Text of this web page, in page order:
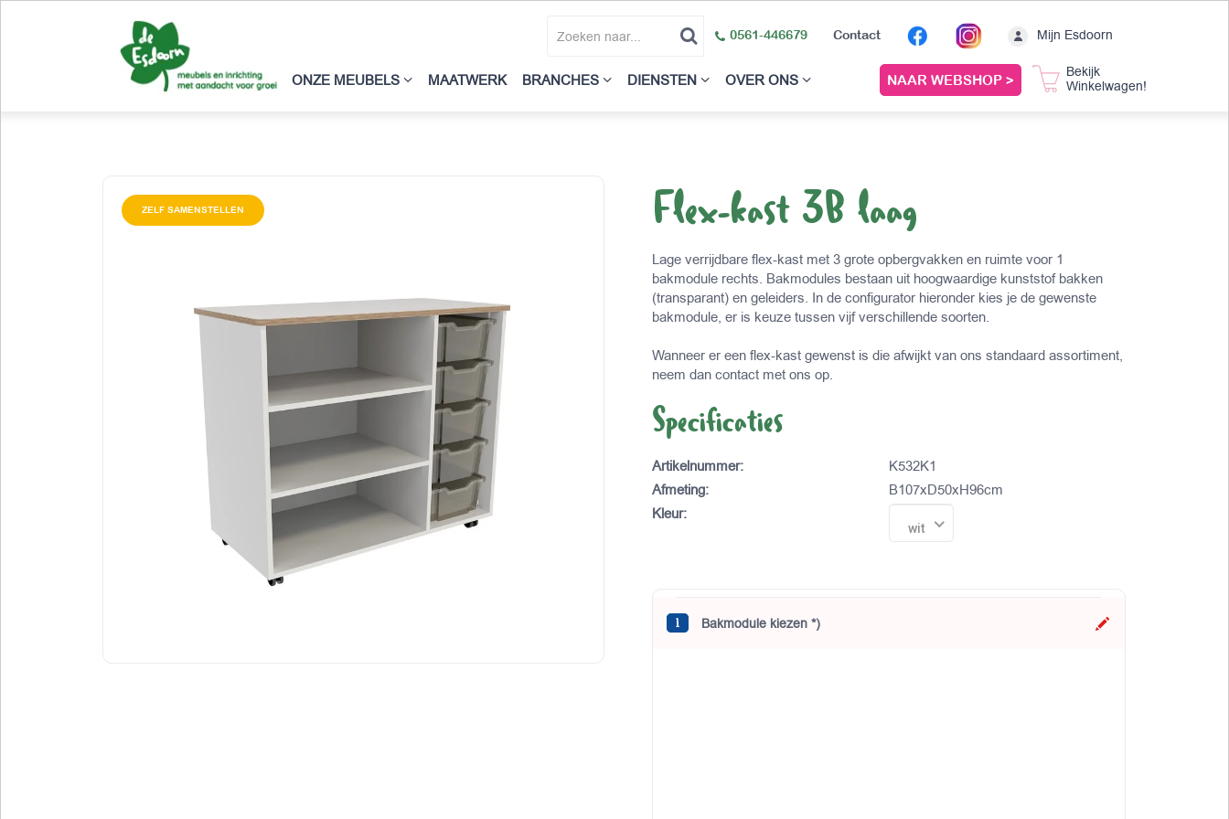
0561-446679 Contact Mijn Esdoorn
ONZE MEUBELS MAATWERK BRANCHES DIENSTEN OVER ONS NAAR WEBSHOP >
Bekijk
Winkelwagen!
ZELF SAMENSTELLEN Flex-kast 3B laag
Lage verrijdbare flex-kast met 3 grote opbergvakken en ruimte voor 1
bakmodule rechts. Bakmodules bestaan uit hoogwaardige kunststof bakken
(transparant) en geleiders. In de configurator hieronder kies je de gewenste
bakmodule, er is keuze tussen vijf verschillende soorten.
Wanneer er een flex-kast gewenst is die afwijkt van ons standaard assortiment,
neem dan contact met ons op.
Specificaties
Artikelnummer:
K532K1
Afmeting:
B107xD50xH96cm
Kleur:
wit
Bakmodule kiezen *)